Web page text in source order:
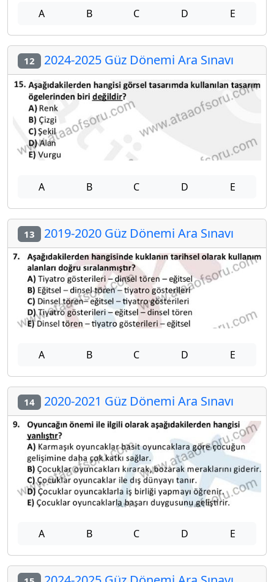
A B C D E
12 2024-2025 Güz Dönemi Ara Sınavı
A B C D E
13 2019-2020 Güz Dönemi Ara Sınavı
A B C D E
14 2020-2021 Güz Dönemi Ara Sınavı
A B C D E